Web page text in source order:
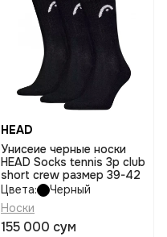
HEAD
Унисеие черные носки
HEAD Socks tennis 3p club
short crew размер 39-42
Цвета:
Черный
Носки
155 000 сум